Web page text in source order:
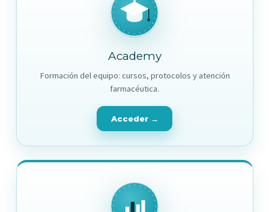
Academy
Formación del equipo: cursos, protocolos y atención
farmacéutica.
Acceder →